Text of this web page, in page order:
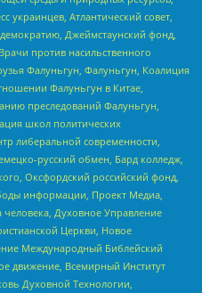
украинцев, Атлантический совет,
Джеймстаунский фонд,
против насильственного
Фалуньгун, Фалуньгун, Коалиция
Фалуньгун в Китае,
преследований Фалуньгун,
школ политических
либеральной современности,
русский обмен, Бард колледж,
Оксфордский российский фонд,
информации, Проект Медиа,
Духовное Управление
Церкви, Новое
Международный Библейский
движение, Всемирный Институт
Духовной Технологии,